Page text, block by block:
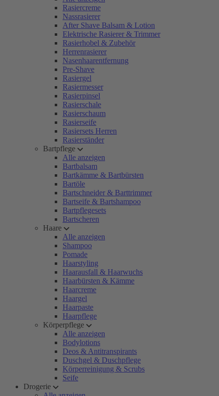
Rasiercreme
Nassrasierer
After Shave Balsam & Lotion
Elektrische Rasierer & Trimmer
Rasierhobel & Zubehör
Herrenrasierer
Nasenhaarentfernung
Pre-Shave
Rasiergel
Rasiermesser
Rasierpinsel
Rasierschale
Rasierschaum
Rasierseife
Rasiersets Herren
Rasierständer
Bartpflege
Alle anzeigen
Bartbalsam
Bartkämme & Bartbürsten
Bartöle
Bartschneider & Barttrimmer
Bartseife & Bartshampoo
Bartpflegesets
Bartscheren
Haare
Alle anzeigen
Shampoo
Pomade
Haarstyling
Haarausfall & Haarwuchs
Haarbürsten & Kämme
Haarcreme
Haargel
Haarpaste
Haarpflege
Körperpflege
Alle anzeigen
Bodylotions
Deos & Antitranspirants
Duschgel & Duschpflege
Körperreinigung & Scrubs
Seife
Drogerie